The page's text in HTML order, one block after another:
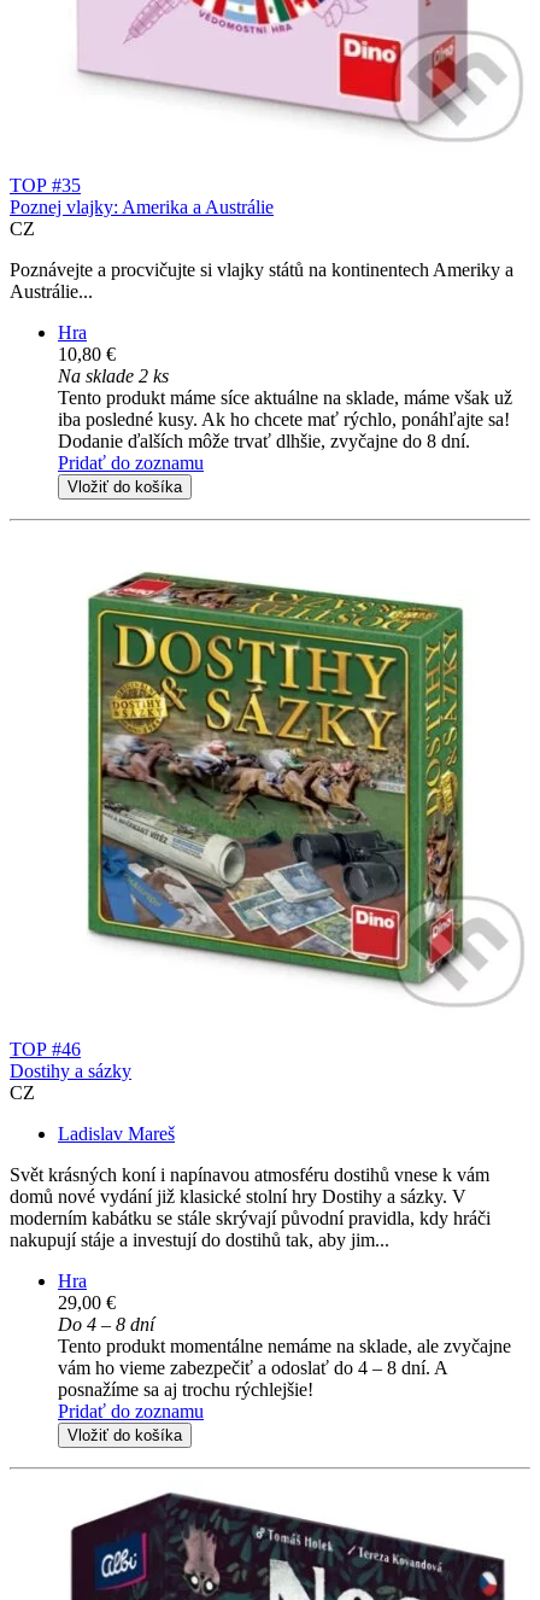
TOP #35
Poznej vlajky: Amerika a Austrálie
CZ
Poznávejte a procvičujte si vlajky států na kontinentech Ameriky a
Austrálie...
Hra
10,80 €
Na sklade 2 ks
Tento produkt máme síce aktuálne na sklade, máme však už
iba posledné kusy. Ak ho chcete mať rýchlo, ponáhľajte sa!
Dodanie ďalších môže trvať dlhšie, zvyčajne do 8 dní.
Pridať do zoznamu
Vložiť do košíka
TOP #46
Dostihy a sázky
CZ
Ladislav Mareš
Svět krásných koní i napínavou atmosféru dostihů vnese k vám
domů nové vydání již klasické stolní hry Dostihy a sázky. V
moderním kabátku se stále skrývají původní pravidla, kdy hráči
nakupují stáje a investují do dostihů tak, aby jim...
Hra
29,00 €
Do 4 – 8 dní
Tento produkt momentálne nemáme na sklade, ale zvyčajne
vám ho vieme zabezpečiť a odoslať do 4 – 8 dní. A
posnažíme sa aj trochu rýchlejšie!
Pridať do zoznamu
Vložiť do košíka